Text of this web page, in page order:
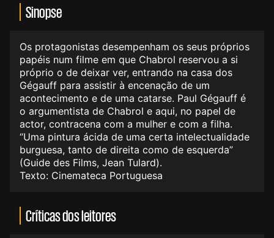
Sinopse
Os protagonistas desempenham os seus próprios
papéis num filme em que Chabrol reservou a si
próprio o de deixar ver, entrando na casa dos
Gégauff para assistir à encenação de um
acontecimento e de uma catarse. Paul Gégauff é
o argumentista de Chabrol e aqui, no papel de
actor, contracena com a mulher e com a filha.
“Uma pintura ácida de uma certa intelectualidade
burguesa, tanto de direita como de esquerda”
(Guide des Films, Jean Tulard).
Texto: Cinemateca Portuguesa
Críticas dos leitores